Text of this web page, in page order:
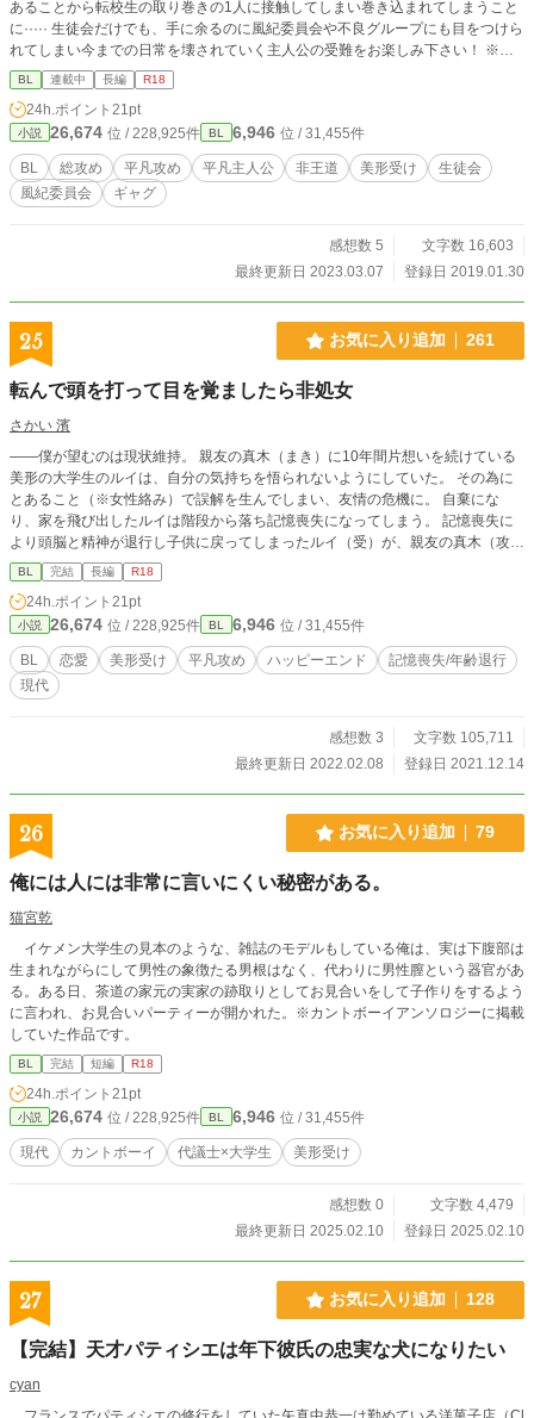
あることから転校生の取り巻きの1人に接触してしまい巻き込まれてしまうこと
に····· 生徒会だけでも、手に余るのに風紀委員会や不良グループにも目をつけら
れてしまい今までの日常を壊されていく主人公の受難をお楽しみ下さい！ ※最
初の方には余りないと思いますが、R18要素も入れていきます。主人公は絶対に
左です。2人以上もあります。 (文才が無いので、会話文ばかりになってしまい
ますがご了承くださいませ。出来れば、感想などくださったら力になります。R
18作品を書いたのは初めてなので、、（笑）結構恥ずかしいものですね…)
BL 連載中 長編 R18
24h.ポイント 21pt
小説 26,674 位 / 228,925件 BL 6,946 位 / 31,455件
BL 総攻め 平凡攻め 平凡主人公 非王道 美形受け
生徒会
風紀委員会
ギャグ
感想数 5
文字数 16,603
最終更新日 2023.03.07
登録日 2019.01.30
25 お気に入り追加 261
転んで頭を打って目を覚ましたら非処女
さかい 濱
――僕が望むのは現状維持。 親友の真木（まき）に10年間片想いを続けている
美形の大学生のルイは、自分の気持ちを悟られないようにしていた。 その為に
とあること（※女性絡み）で誤解を生んでしまい、友情の危機に。 自棄にな
り、家を飛び出したルイは階段から落ち記憶喪失になってしまう。 記憶喪失に
より頭脳と精神が退行し子供に戻ってしまったルイ（受）が、親友の真木（攻）
との共同生活で新たな関係を育んでいくお話（の予定）。 序盤は受け視点で、
記憶喪失になってからは攻め視点となります。 ・作中に記憶喪失の描写があり
ますが、症状、改善方法など作者の想像によるものです。実際のものとは異なる
場合がありますのでご了承ください。 フツメン非モテ？ノンケ大学生×一途美形
大学生 ・タイトル迷走中 旧タイトル『10年間片思いした相手に振られ記憶喪失
に。8年戻る』
BL 完結 長編 R18
24h.ポイント 21pt
小説 26,674 位 / 228,925件 BL 6,946 位 / 31,455件
BL 恋愛 美形受け 平凡攻め ハッピーエンド
記憶喪失/年齢退行
現代
感想数 3
文字数 105,711
最終更新日 2022.02.08
登録日 2021.12.14
26 お気に入り追加 79
俺には人には非常に言いにくい秘密がある。
猫宮乾
イケメン大学生の見本のような、雑誌のモデルもしている俺は、実は下腹部は
生まれながらにして男性の象徴たる男根はなく、代わりに男性膣という器官があ
る。ある日、茶道の家元の実家の跡取りとしてお見合いをして子作りをするよう
に言われ、お見合いパーティーが開かれた。※カントボーイアンソロジーに掲載
していた作品です。
BL 完結 短編 R18
24h.ポイント 21pt
小説 26,674 位 / 228,925件 BL 6,946 位 / 31,455件
現代 カントボーイ 代議士×大学生 美形受け
感想数 0
文字数 4,479
最終更新日 2025.02.10
登録日 2025.02.10
27 お気に入り追加 128
【完結】天才パティシエは年下彼氏の忠実な犬になりたい
cyan